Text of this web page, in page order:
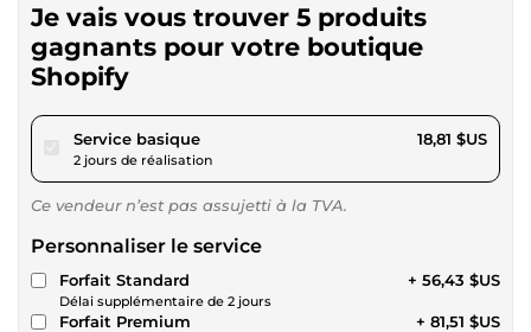
Je vais vous trouver 5 produits
gagnants pour votre boutique
Shopify
Service basiquepour 17,34 $US
2 jours de réalisation
18,81 $US
Ce vendeur n’est pas assujetti à la TVA.
Personnaliser le service
Forfait Standard
Délai supplémentaire de 2 jours
+ 56,43 $US
Forfait Premium + 81,51 $US